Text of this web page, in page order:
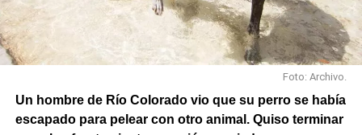
Foto: Archivo.
Un hombre de Río Colorado vio que su perro se había
escapado para pelear con otro animal. Quiso terminar